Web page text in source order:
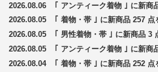
2026.08.06
｢ アンティーク着物 ｣ に新商
2026.08.05
｢ 着物・帯 ｣ に新商品 257 点
2026.08.05
｢ 男性着物・帯 ｣ に新商品 3
2026.08.05
｢ アンティーク着物 ｣ に新商
2026.08.04
｢ 着物・帯 ｣ に新商品 252 点